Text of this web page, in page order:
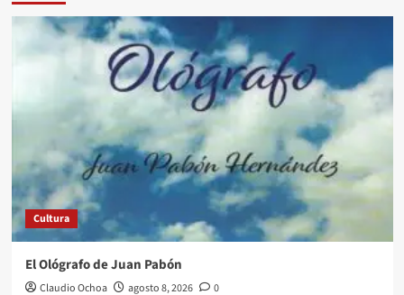
Cultura
El Ológrafo de Juan Pabón
Claudio Ochoa agosto 8, 2026 0